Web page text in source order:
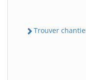
Trouver